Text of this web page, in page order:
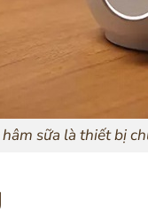
sữa là thiết bị